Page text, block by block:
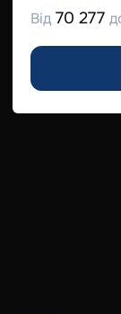
Від 70 277